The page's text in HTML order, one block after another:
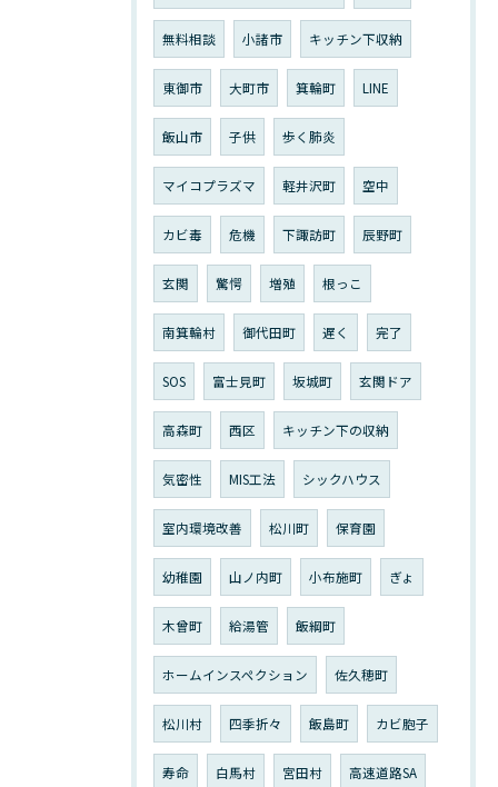
無料相談 小諸市 キッチン下収納
東御市 大町市 箕輪町 LINE
飯山市 子供 歩く肺炎
マイコプラズマ 軽井沢町 空中
カビ毒 危機 下諏訪町 辰野町
玄関 驚愕 増殖 根っこ
南箕輪村 御代田町 遅く 完了
SOS 富士見町 坂城町 玄関ドア
高森町 西区 キッチン下の収納
気密性 MIS工法 シックハウス
室内環境改善 松川町 保育園
幼稚園 山ノ内町 小布施町 ぎょ
木曾町 給湯管 飯綱町
ホームインスペクション 佐久穂町
松川村 四季折々 飯島町 カビ胞子
寿命 白馬村 宮田村 高速道路SA